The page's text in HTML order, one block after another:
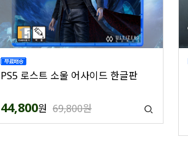
PS5 로스트 소울 어사이드 한글판
44,800원 69,800원